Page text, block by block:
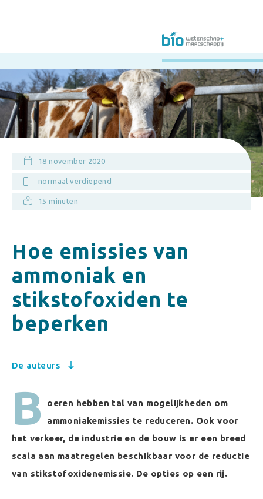
18 november 2020
normaal verdiepend
15 minuten
Hoe emissies van
ammoniak en
stikstofoxiden te
beperken
De auteurs
B
oeren hebben tal van mogelijkheden om
ammoniakemissies te reduceren. Ook voor
het verkeer, de industrie en de bouw is er een breed
scala aan maatregelen beschikbaar voor de reductie
van stikstofoxidenemissie. De opties op een rij.